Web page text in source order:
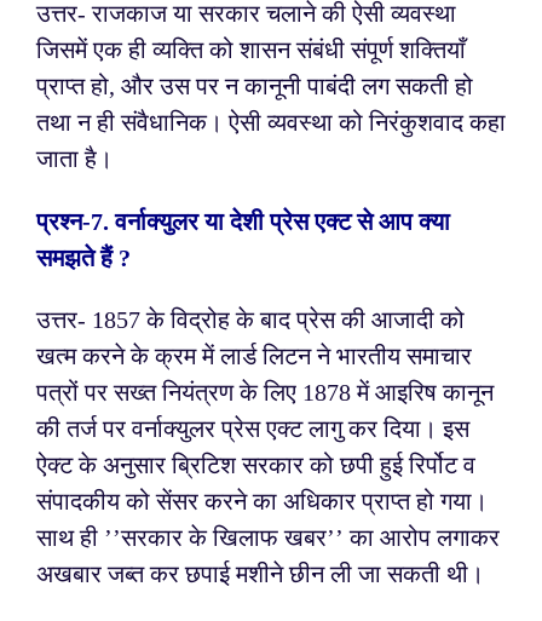
उत्तर- राजकाज या सरकार चलाने की ऐसी व्यवस्था
जिसमें एक ही व्यक्ति को शासन संबंधी संपूर्ण शक्तियाँ
प्राप्त हो, और उस पर न कानूनी पाबंदी लग सकती हो
तथा न ही संवैधानिक। ऐसी व्यवस्था को निरंकुशवाद कहा
जाता है।
प्रश्न-7. वर्नाक्युलर या देशी प्रेस एक्ट से आप क्या
समझते हैं ?
उत्तर- 1857 के विद्रोह के बाद प्रेस की आजादी को
खत्म करने के क्रम में लार्ड लिटन ने भारतीय समाचार
पत्रों पर सख्त नियंत्रण के लिए 1878 में आइरिष कानून
की तर्ज पर वर्नाक्युलर प्रेस एक्ट लागु कर दिया। इस
ऐक्ट के अनुसार ब्रिटिश सरकार को छपी हुई रिर्पोट व
संपादकीय को सेंसर करने का अधिकार प्राप्त हो गया।
साथ ही ’’सरकार के खिलाफ खबर’’ का आरोप लगाकर
अखबार जब्त कर छपाई मशीने छीन ली जा सकती थी।